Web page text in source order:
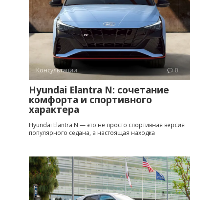
Консультации 0
Hyundai Elantra N: сочетание
комфорта и спортивного
характера
Hyundai Elantra N — это не просто спортивная версия
популярного седана, а настоящая находка